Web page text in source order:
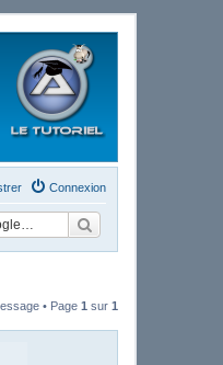
Connexion
• Page 1 sur 1